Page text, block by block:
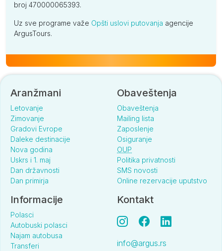
broj 470000065393.
Uz sve programe važe Opšti uslovi putovanja agencije
ArgusTours.
Aranžmani
Letovanje
Zimovanje
Gradovi Evrope
Daleke destinacije
Nova godina
Uskrs i 1. maj
Dan državnosti
Dan primirja
Obaveštenja
Obaveštenja
Mailing lista
Zaposlenje
Osiguranje
OUP
Politika privatnosti
SMS novosti
Online rezervacije uputstvo
Informacije
Polasci
Autobuski polasci
Najam autobusa
Transferi
Kontakt
info@argus.rs